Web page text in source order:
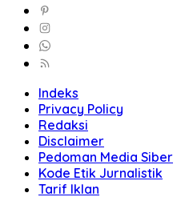
Indeks
Privacy Policy
Redaksi
Disclaimer
Pedoman Media Siber
Kode Etik Jurnalistik
Tarif Iklan